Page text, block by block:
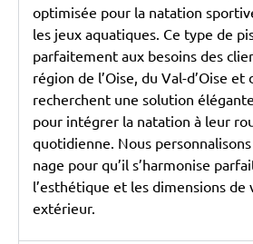
optimisée pour la natation
les jeux aquatiques. Ce type de
parfaitement aux besoins des
région de l’Oise, du Val-d’Oise et
recherchent une solution
pour intégrer la natation à leur
quotidienne. Nous
nage pour qu’il s’harmonise
l’esthétique et les dimensions de
extérieur.